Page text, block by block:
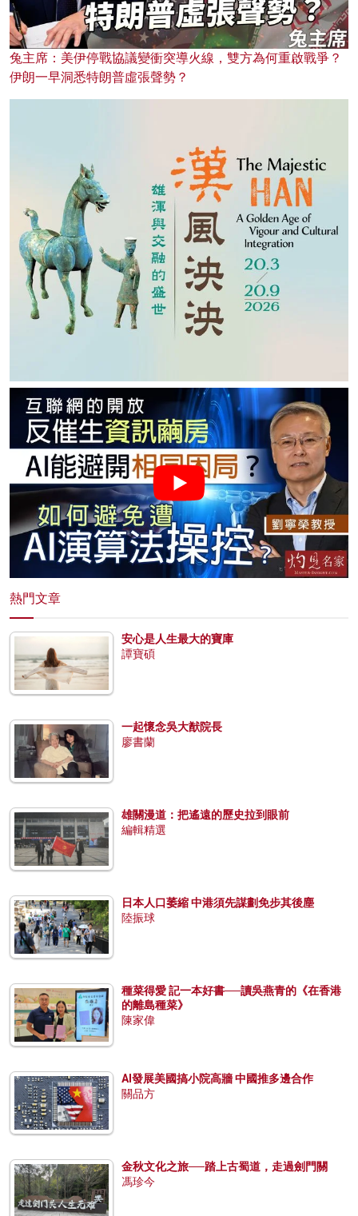
兔主席：美伊停戰協議變衝突導火線，雙方為何重啟戰爭？
伊朗一早洞悉特朗普虛張聲勢？
熱門文章
安心是人生最大的寶庫
譚寶碩
一起懷念吳大猷院長
廖書蘭
雄關漫道：把遙遠的歷史拉到眼前
編輯精選
日本人口萎縮 中港須先謀劃免步其後塵
陸振球
種菜得愛 記一本好書──讀吳燕青的《在香港
的離島種菜》
陳家偉
AI發展美國搞小院高牆 中國推多邊合作
關品方
金秋文化之旅──踏上古蜀道，走過劍門關
馮珍今